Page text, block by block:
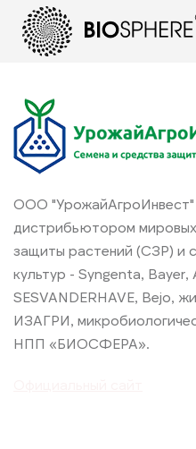
ООО "УрожайАгроИнвест"
дистрибьютором
защиты растений (СЗР) и
культур - Syngenta,
SESVANDERHAVE, Bejo,
ИЗАГРИ,
НПП «БИОСФЕРА».